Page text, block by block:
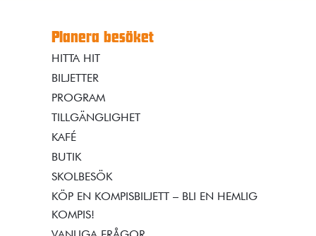
Planera besöket
HITTA HIT
BILJETTER
PROGRAM
TILLGÄNGLIGHET
KAFÉ
BUTIK
SKOLBESÖK
KÖP EN KOMPISBILJETT – BLI EN HEMLIG
KOMPIS!